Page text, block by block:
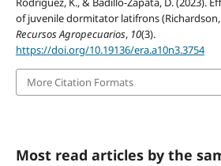
of juvenile dormitator latifrons (Richardson,
Recursos Agropecuarios, 10(3).
https://doi.org/10.19136/era.a10n3.3754
More Citation Formats
Most read articles by the